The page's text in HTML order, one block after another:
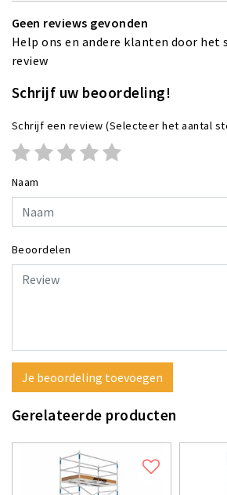
Geen reviews gevonden
Help ons en andere klanten door het
review
Schrijf uw beoordeling!
Schrijf een review (Selecteer het aantal
Naam
Beoordelen
Je beoordeling toevoegen
Gerelateerde producten